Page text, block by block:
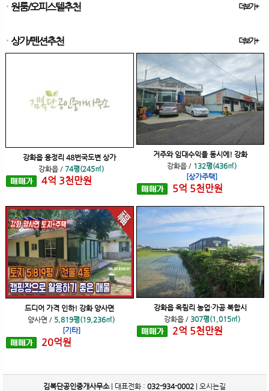
원룸/오피스텔추천 더보기+
상가/펜션추천 더보기+
강화읍 용정리 48번국도변 상가
강화읍 / 74평(245㎡)
4억 3천만원
거주와 임대수익을 동시에! 강화
강화읍 / 132평(436㎡)
[상가주택]
5억 5천만원
드디어 가격 인하! 강화 양사면
양사면 / 5,819평(19,236㎡)
[기타]
20억원
강화읍 옥림리 농업·가공 복합시
강화읍/ 307평(1,015㎡)
2억 5천만원
김복단공인중개사무소| 대표전화 : 032-934-0002 오시는길